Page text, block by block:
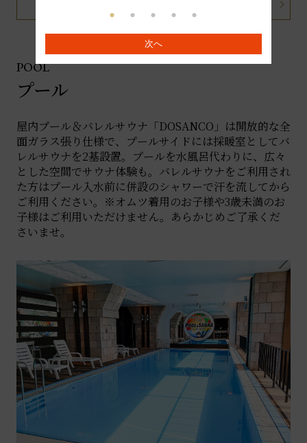
次へ
POOL
プール
屋内プール＆バレルサウナ「DOSANCO」は開放的な全
面ガラス張り仕様で、プールサイドには採暖室としてバ
レルサウナを2基設置。プールを水風呂代わりに、広々
とした空間でサウナ体験も。バレルサウナをご利用され
た方はプール入水前に併設のシャワーで汗を流してから
ご利用ください。※オムツ着用のお子様や3歳未満のお
子様はご利用いただけません。あらかじめご了承くだ
さいませ。